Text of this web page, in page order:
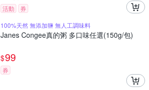
活動
券
100%天然 無添加鹽 無人工調味料
Janes Congee真的粥 多口味任選(150g/包)
$99
券